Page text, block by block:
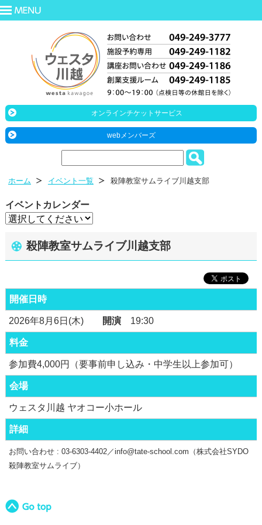
オンラインチケットサービス
webメンバーズ
ホーム イベント一覧 殺陣教室サムライブ川越支部
イベントカレンダー
殺陣教室サムライブ川越支部
開催日時
2026年8月6日(木) 開演19:30
料金
参加費4,000円（要事前申し込み・中学生以上参加可）
会場
ウェスタ川越 ヤオコー小ホール
詳細
お問い合わせ : 03-6303-4402／info@tate-school.com（株式会社SYDO
殺陣教室サムライブ）